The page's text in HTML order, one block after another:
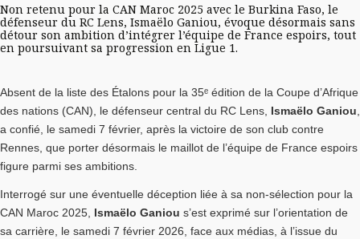
Non retenu pour la CAN Maroc 2025 avec le Burkina Faso, le
défenseur du RC Lens, Ismaëlo Ganiou, évoque désormais sans
détour son ambition d’intégrer l’équipe de France espoirs, tout
en poursuivant sa progression en Ligue 1.
Absent de la liste des Étalons pour la 35ᵉ édition de la Coupe d’Afrique
des nations (CAN), le défenseur central du RC Lens, Ismaëlo Ganiou
a confié, le samedi 7 février, après la victoire de son club contre
Rennes, que porter désormais le maillot de l’équipe de France espoirs
figure parmi ses ambitions.
Interrogé sur une éventuelle déception liée à sa non-sélection pour la
CAN Maroc 2025, Ismaëlo Ganiou s’est exprimé sur l’orientation de
sa carrière, le samedi 7 février 2026, face aux médias, à l’issue du